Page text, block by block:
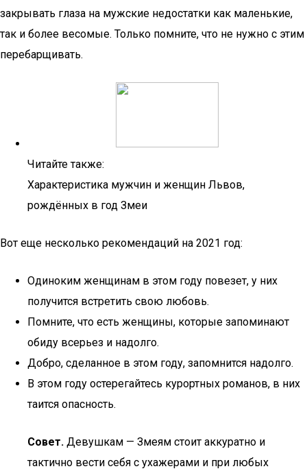
закрывать глаза на мужские недостатки как маленькие,
так и более весомые. Только помните, что не нужно с этим
перебарщивать.
Читайте также:
Характеристика мужчин и женщин Львов,
рождённых в год Змеи
Вот еще несколько рекомендаций на 2021 год:
Одиноким женщинам в этом году повезет, у них
получится встретить свою любовь.
Помните, что есть женщины, которые запоминают
обиду всерьез и надолго.
Добро, сделанное в этом году, запомнится надолго.
В этом году остерегайтесь курортных романов, в них
таится опасность.
Совет. Девушкам — Змеям стоит аккуратно и
тактично вести себя с ухажерами и при любых